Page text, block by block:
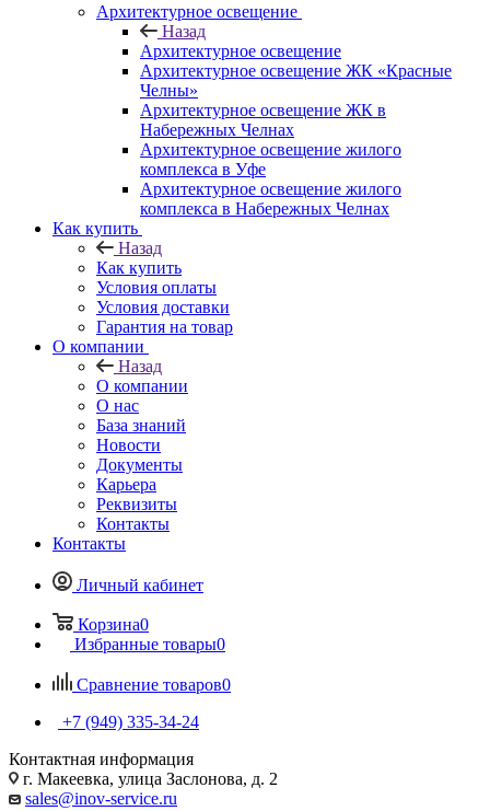
Архитектурное освещение
Назад
Архитектурное освещение
Архитектурное освещение ЖК «Красные
Челны»
Архитектурное освещение ЖК в
Набережных Челнах
Архитектурное освещение жилого
комплекса в Уфе
Архитектурное освещение жилого
комплекса в Набережных Челнах
Как купить
Назад
Как купить
Условия оплаты
Условия доставки
Гарантия на товар
О компании
Назад
О компании
О нас
База знаний
Новости
Документы
Карьера
Реквизиты
Контакты
Контакты
Личный кабинет
Корзина0
Избранные товары0
Сравнение товаров0
+7 (949) 335-34-24
Контактная информация
г. Макеевка, улица Заслонова, д. 2
sales@inov-service.ru